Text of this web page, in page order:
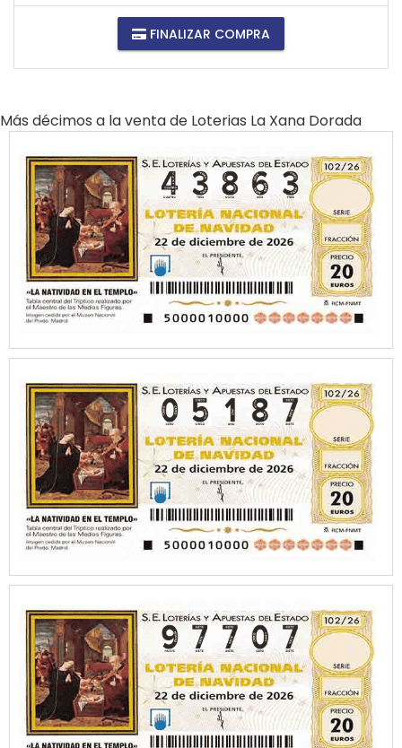
FINALIZAR COMPRA
Más décimos a la venta de Loterias La Xana Dorada